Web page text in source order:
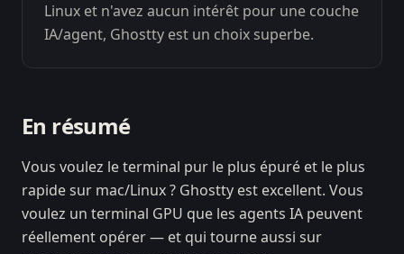
Linux et n'avez aucun intérêt pour une couche
IA/agent, Ghostty est un choix superbe.
En résumé
Vous voulez le terminal pur le plus épuré et le plus
rapide sur mac/Linux ? Ghostty est excellent. Vous
voulez un terminal GPU que les agents IA peuvent
réellement opérer — et qui tourne aussi sur